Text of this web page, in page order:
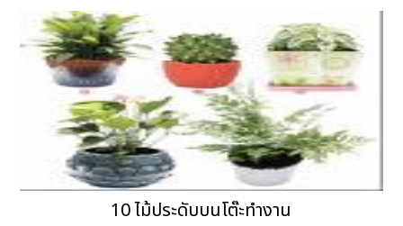
10 ไม้ประดับบนโต๊ะทำงาน